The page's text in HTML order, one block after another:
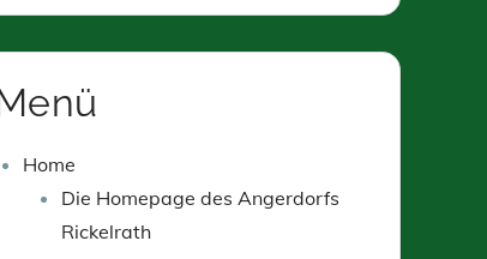
Home
Die Homepage des Angerdorfs
Rickelrath